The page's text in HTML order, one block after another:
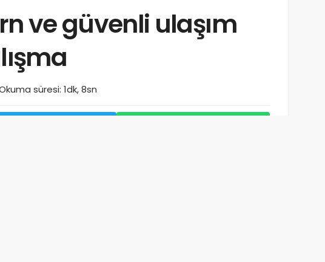
ve güvenli ulaşım
süresi: 1dk, 8sn